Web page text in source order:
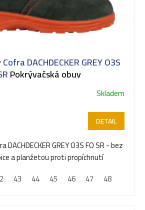
DACHDECKER GREY O3S
Pokrývačská obuv
Skladem
DETAIL
DACHDECKER GREY O3S FO SR - bez
a planžetou proti propíchnutí
43 44 45 46 47 48